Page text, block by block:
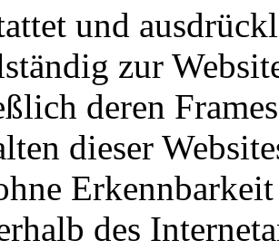
und
zur
deren
dieser
des